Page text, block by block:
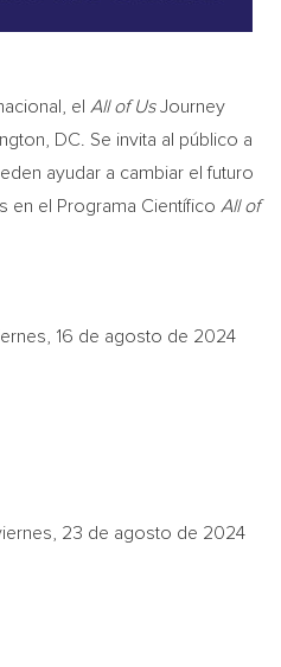
el All of UsJourney
DC . Se invita al público a
ayudar a cambiar el futuro
en el Programa Científico All of
16 de agosto de 2024
23 de agosto de 2024